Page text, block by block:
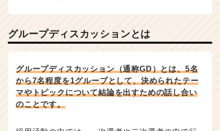
チ
キ
ャ
ア
（C
h
e
C
グループディスカッションとは
グループディスカッション（通称GD）とは、5名
から7名程度を1グループとして、決められたテー
マやトピックについて結論を出すための話し合い
のことです。